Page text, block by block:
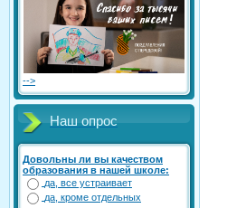
-->
Наш опрос
Довольны ли вы качеством
образования в нашей школе:
да, все устраивает
да, кроме отдельных